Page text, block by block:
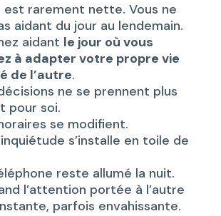
est rarement nette. Vous ne
aidant du jour au lendemain.
aidant le jour où vous
à adapter votre propre vie
de l’autre.
ne se prennent plus
pour soi.
se modifient.
s’installe en toile de
reste allumé la nuit.
l’attention portée à l’autre
parfois envahissante.